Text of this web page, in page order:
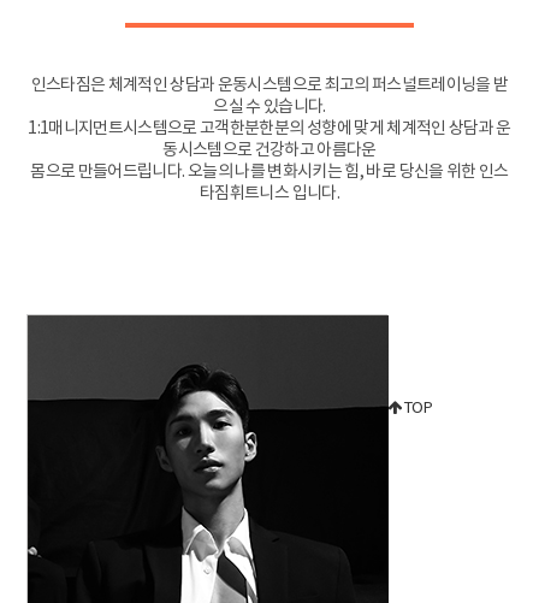
인스타짐은 체계적인 상담과 운동시스템으로 최고의 퍼스널트레이닝을 받
으실 수 있습니다.
1:1매니지먼트시스템으로 고객한분한분의 성향에 맞게 체계적인 상담과 운
동시스템으로 건강하고 아름다운
몸으로 만들어드립니다. 오늘의 나를 변화시키는 힘, 바로 당신을 위한 인스
타짐휘트니스 입니다.
TOP